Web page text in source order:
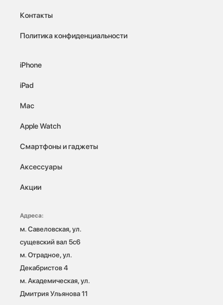
Контакты
Политика конфиденциальности
iPhone
iPad
Mac
Apple Watch
Смартфоны и гаджеты
Аксессуары
Акции
Адреса:
м. Савеловская, ул.
сущевский вал 5с6
м. Отрадное, ул.
Декабристов 4
м. Академическая, ул.
Дмитрия Ульянова 11